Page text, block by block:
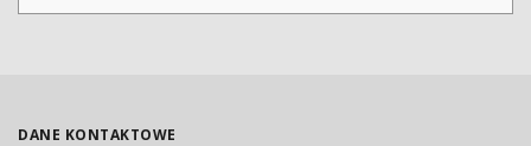
DANE KONTAKTOWE